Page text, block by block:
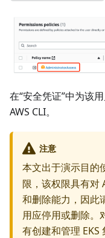
在“安全凭证”中为该
AWS CLI。
注意
本文出于演示目的
限，该权限具有对
和删除能力，因此
用应停用或删除。
有创建和管理 EKS